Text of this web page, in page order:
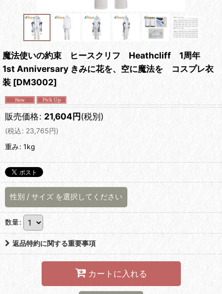
魔法使いの約束 ヒースクリフ Heathcliff 1周年
1st Anniversary きみに花を、空に魔法を コスプレ衣
装 [DM3002]
販売価格: 21,604円(税別)
(税込: 23,765円)
重み: 1kg
性別 / サイズ を選択してください
数量:
返品特約に関する重要事項
カートに入れる